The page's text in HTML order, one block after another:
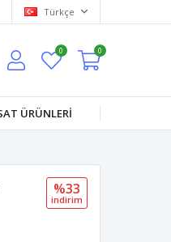
Türkçe
0 0
ÜRÜNLERİ
%33
i̇ndi̇ri̇m